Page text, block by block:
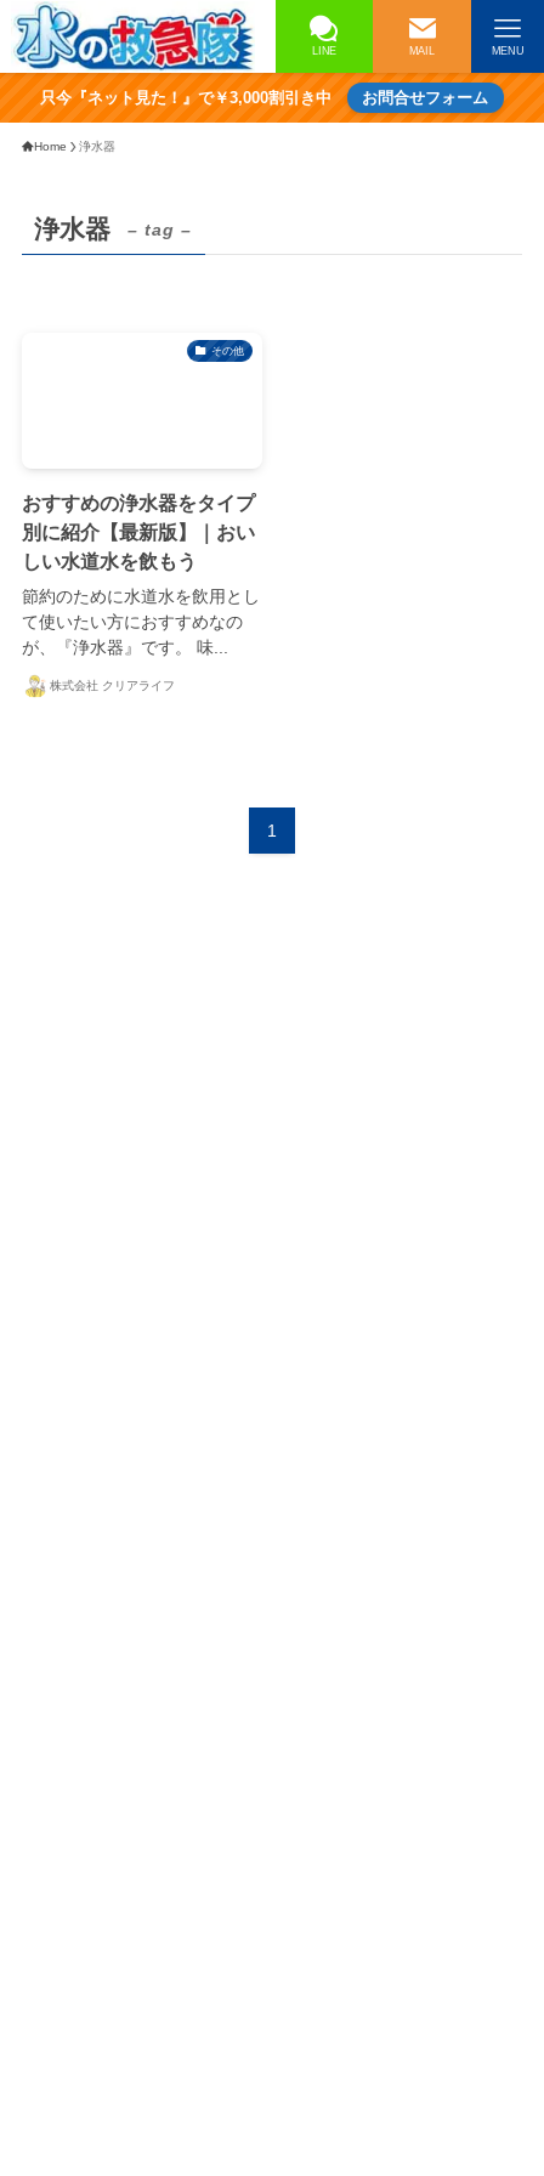
LINE MAIL MENU
只今『ネット見た！』で￥3,000割引き中 お問合せフォーム
Home 浄水器
浄水器 – tag –
その他
おすすめの浄水器をタイプ
別に紹介【最新版】｜おい
しい水道水を飲もう
節約のために水道水を飲用とし
て使いたい方におすすめなの
が、『浄水器』です。 味...
株式会社 クリアライフ
1